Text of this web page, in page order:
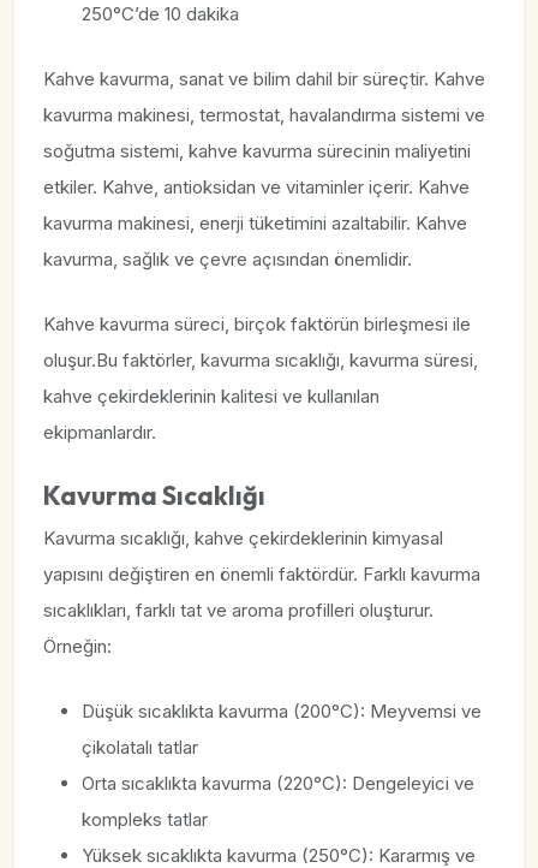
250°C’de 10 dakika
Kahve kavurma, sanat ve bilim dahil bir süreçtir. Kahve
kavurma makinesi, termostat, havalandırma sistemi ve
soğutma sistemi, kahve kavurma sürecinin maliyetini
etkiler. Kahve, antioksidan ve vitaminler içerir. Kahve
kavurma makinesi, enerji tüketimini azaltabilir. Kahve
kavurma, sağlık ve çevre açısından önemlidir.
Kahve kavurma süreci, birçok faktörün birleşmesi ile
oluşur.Bu faktörler, kavurma sıcaklığı, kavurma süresi,
kahve çekirdeklerinin kalitesi ve kullanılan
ekipmanlardır.
Kavurma Sıcaklığı
Kavurma sıcaklığı, kahve çekirdeklerinin kimyasal
yapısını değiştiren en önemli faktördür. Farklı kavurma
sıcaklıkları, farklı tat ve aroma profilleri oluşturur.
Örneğin:
Düşük sıcaklıkta kavurma (200°C): Meyvemsi ve
çikolatalı tatlar
Orta sıcaklıkta kavurma (220°C): Dengeleyici ve
kompleks tatlar
Yüksek sıcaklıkta kavurma (250°C): Kararmış ve